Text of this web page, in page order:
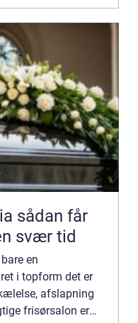
svær tid
en
i topform det er
afslapning
frisørsalon er